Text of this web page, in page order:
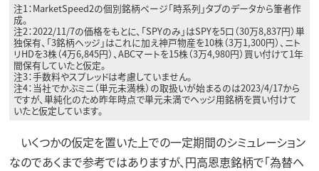
注1：MarketSpeed2の個別銘柄ページ「時系列」タブのデータから筆者作
成。
注2：2022/11/7の価格をもとに、「SPYのみ」はSPYを5口（30万8,837円）単
独保有、「3銘柄ヘッジ」はこれに加え神戸物産を10株（3万1,300円）、ニト
リHDを3株（4万6,845円）、ABCマートを15株（3万4,980円）買い付けて1年
間保有していたと仮定。
注3：手数料やスプレッドは考慮していません。
注4：当社でかぶミニ（単元未満株）の取扱いが始まるのは2023/4/17から
ですが、単純化のため昨年時点で単元未満でヘッジ用銘柄を買い付けて
いたと仮定しています。
いくつかの仮定を置いた上での一定期間のシミュレーション
なのであくまで参考ではありますが、円高恩恵銘柄で「為替ヘ